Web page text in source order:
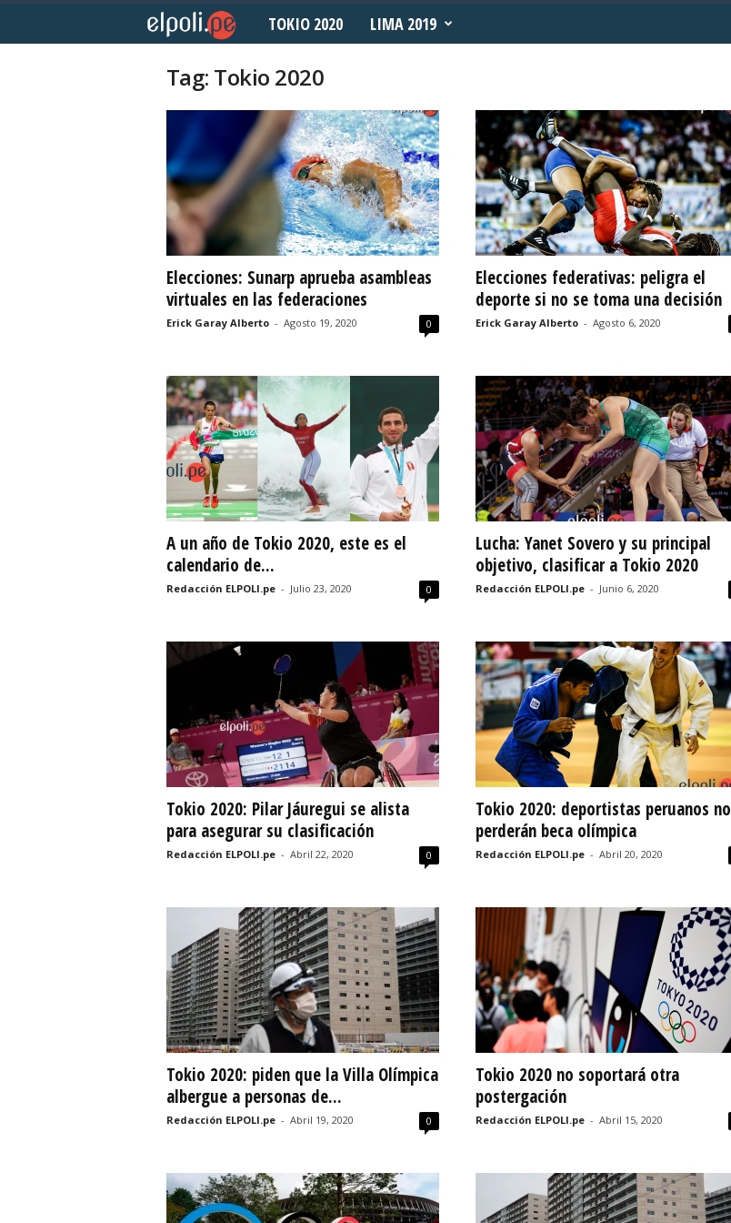
e
o
r
t
i
v
o
TOKIO 2020 LIMA 2019
Tag: Tokio 2020
Elecciones: Sunarp aprueba asambleas
virtuales en las federaciones
Erick Garay Alberto - Agosto 19, 2020 0
Elecciones federativas: peligra el
deporte si no se toma una decisión
Erick Garay Alberto - Agosto 6, 2020
A un año de Tokio 2020, este es el
calendario de...
Redacción ELPOLI.pe - Julio 23, 2020 0
Lucha: Yanet Sovero y su principal
objetivo, clasificar a Tokio 2020
Redacción ELPOLI.pe - Junio 6, 2020
Tokio 2020: Pilar Jáuregui se alista
para asegurar su clasificación
Redacción ELPOLI.pe - Abril 22, 2020 0
Tokio 2020: deportistas peruanos no
perderán beca olímpica
Redacción ELPOLI.pe - Abril 20, 2020
Tokio 2020: piden que la Villa Olímpica
albergue a personas de...
Redacción ELPOLI.pe - Abril 19, 2020 0
Tokio 2020 no soportará otra
postergación
Redacción ELPOLI.pe - Abril 15, 2020